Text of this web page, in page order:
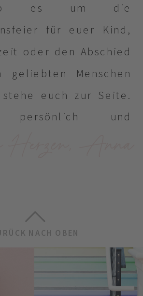
es um die
für euer Kind,
oder den Abschied
geliebten Menschen
euch zur Seite.
persönlich und
Anna
NACH OBEN